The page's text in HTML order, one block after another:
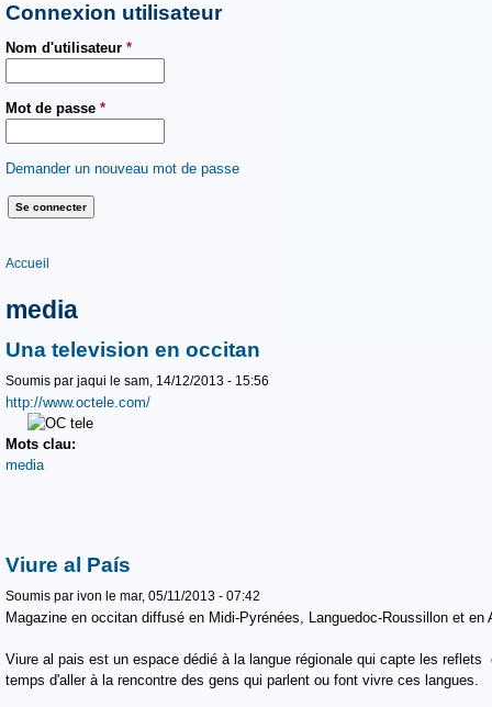
Connexion utilisateur
Nom d'utilisateur *
Mot de passe *
Demander un nouveau mot de passe
Vous êtes ici
Accueil
media
Una television en occitan
Soumis par jaqui le sam, 14/12/2013 - 15:56
http://www.octele.com/
Mots clau:
media
Viure al País
Soumis par ivon le mar, 05/11/2013 - 07:42
Magazine en occitan diffusé en Midi-Pyrénées, Languedoc-Roussillon et en
Viure al pais est un espace dédié à la langue régionale qui capte les
temps d'aller à la rencontre des gens qui parlent ou font vivre ces langues.